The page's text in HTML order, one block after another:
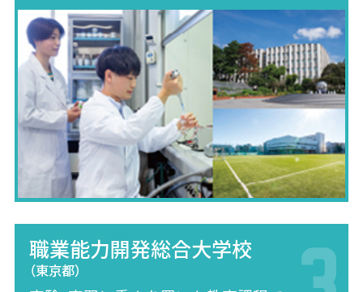
職業能力開発総合大学校
（東京都）